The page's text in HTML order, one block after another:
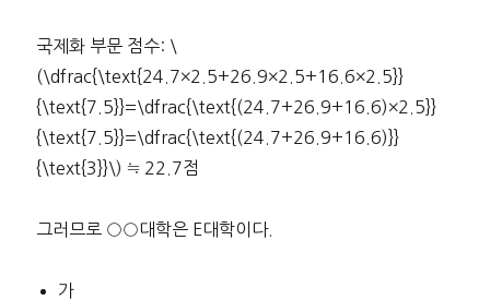
국제화 부문 점수: \
(\dfrac{\text{24.7×2.5+26.9×2.5+16.6×2.5}}
{\text{7.5}}=\dfrac{\text{(24.7+26.9+16.6)×2.5}}
{\text{7.5}}=\dfrac{\text{(24.7+26.9+16.6)}}
{\text{3}}\) ≒ 22.7점
그러므로 ○○대학은 E대학이다.
가